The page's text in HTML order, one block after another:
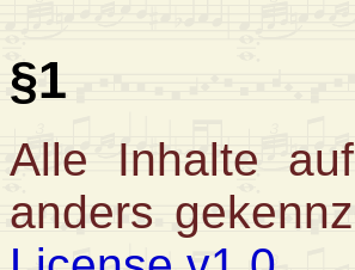
§1
Alle Inhalte
anders